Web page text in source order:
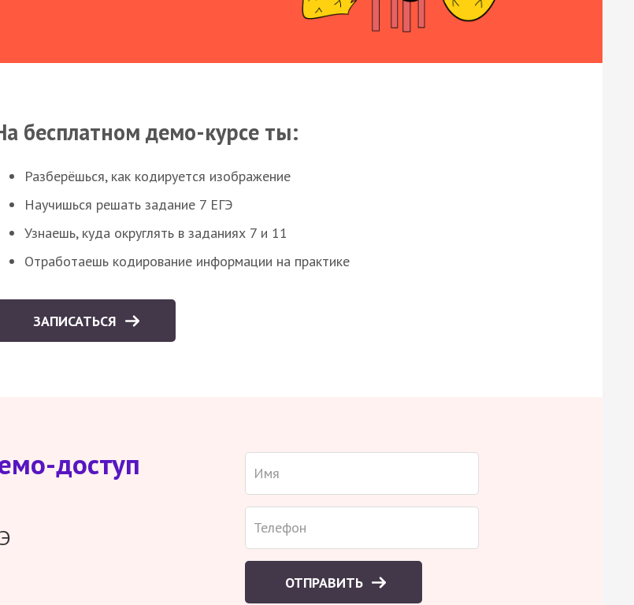
бесплатном демо-курсе ты:
Разберёшься, как кодируется изображение
Научишься решать задание 7 ЕГЭ
Узнаешь, куда округлять в заданиях 7 и 11
Отработаешь кодирование информации на практике
ЗАПИСАТЬСЯ
доступ
ОТПРАВИТЬ